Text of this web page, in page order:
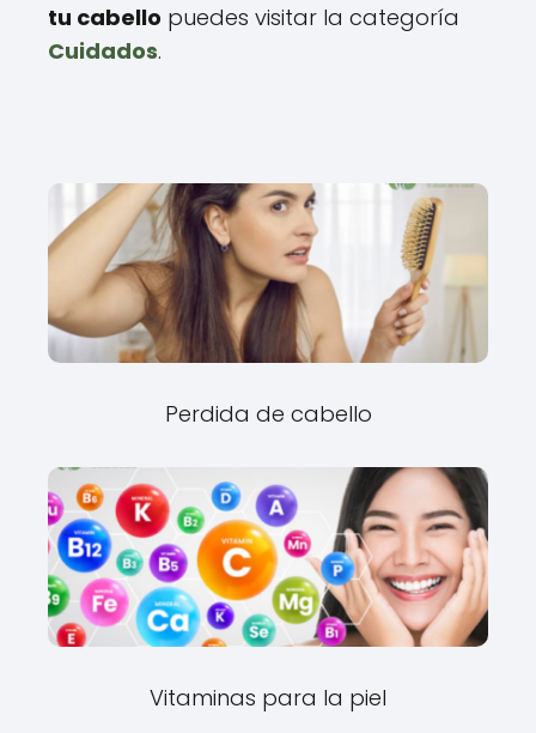
tu cabello puedes visitar la categoría
Cuidados.
Perdida de cabello
Vitaminas para la piel